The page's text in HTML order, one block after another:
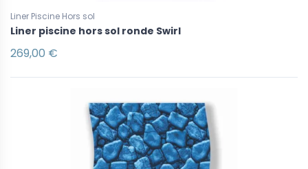
Liner Piscine Hors sol
Liner piscine hors sol ronde Swirl
269,00 €